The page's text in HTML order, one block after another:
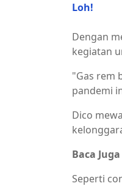
Loh!
Dengan
kegiatan
"Gas rem
pandemi
Dico
Baca Juga
Seperti